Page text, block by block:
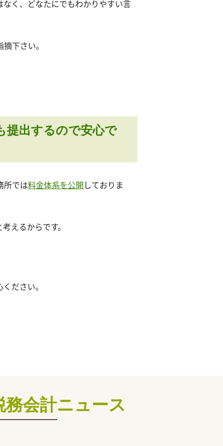
く、どなたにでもわかりやすい言
下さい。
提出するので安心で
所では料金体系を公開しておりま
えるからです。
ださい。
会計ニュース